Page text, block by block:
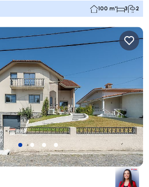
100 m² 3 2